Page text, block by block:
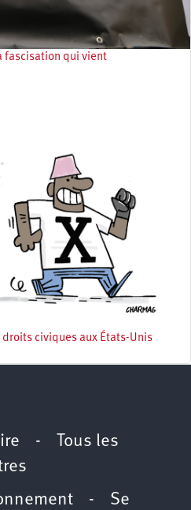
fascisation qui vient
civiques aux États-Unis
- Tous les
- Se